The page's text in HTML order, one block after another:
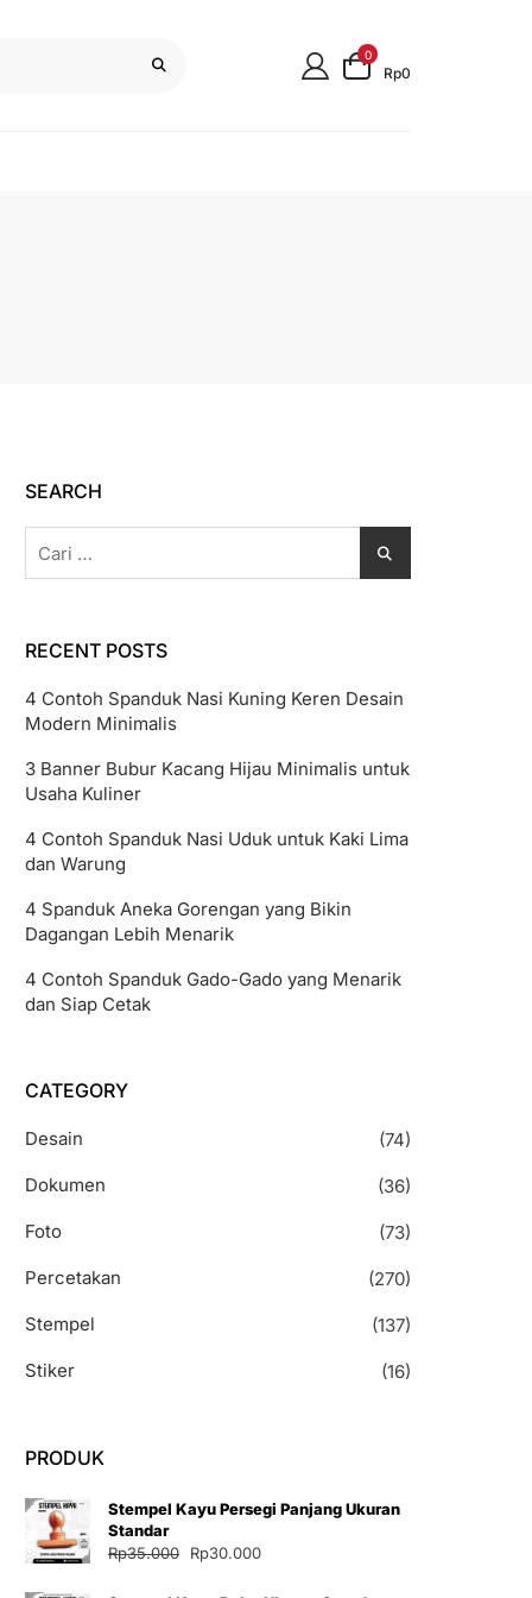
0
Rp0
SEARCH
untuk:
RECENT POSTS
4 Contoh Spanduk Nasi Kuning Keren Desain
Modern Minimalis
3 Banner Bubur Kacang Hijau Minimalis untuk
Usaha Kuliner
4 Contoh Spanduk Nasi Uduk untuk Kaki Lima
dan Warung
4 Spanduk Aneka Gorengan yang Bikin
Dagangan Lebih Menarik
4 Contoh Spanduk Gado-Gado yang Menarik
dan Siap Cetak
CATEGORY
Desain
(74)
Dokumen
(36)
Foto
(73)
Percetakan
(270)
Stempel
(137)
Stiker
(16)
PRODUK
Stempel Kayu Persegi Panjang Ukuran
Standar
Rp35.000
Harga
Rp30.000